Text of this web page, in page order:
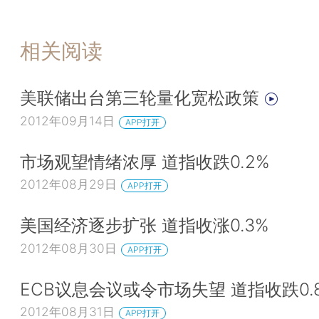
相关阅读
美联储出台第三轮量化宽松政策
2012年09月14日 APP打开
市场观望情绪浓厚 道指收跌0.2%
2012年08月29日 APP打开
美国经济逐步扩张 道指收涨0.3%
2012年08月30日 APP打开
ECB议息会议或令市场失望 道指收跌
2012年08月31日 APP打开